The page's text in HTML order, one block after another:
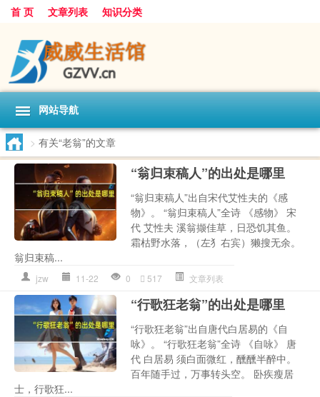
首 页 文章列表 知识分类
网站导航
> 有关“老翁”的文章
“翁归束稿人”的出处是哪里
“翁归束稿人”出自宋代艾性夫的《感
物》。 “翁归束稿人”全诗 《感物》 宋
代 艾性夫 溪翁撷佳草，日恐饥其鱼。
霜枯野水落，（左犭右宾）獭搜无余。
翁归束稿...
jzw 11-22 0 517 文章列表
“行歌狂老翁”的出处是哪里
“行歌狂老翁”出自唐代白居易的《自
咏》。 “行歌狂老翁”全诗 《自咏》 唐
代 白居易 须白面微红，醺醺半醉中。
百年随手过，万事转头空。 卧疾瘦居
士，行歌狂...